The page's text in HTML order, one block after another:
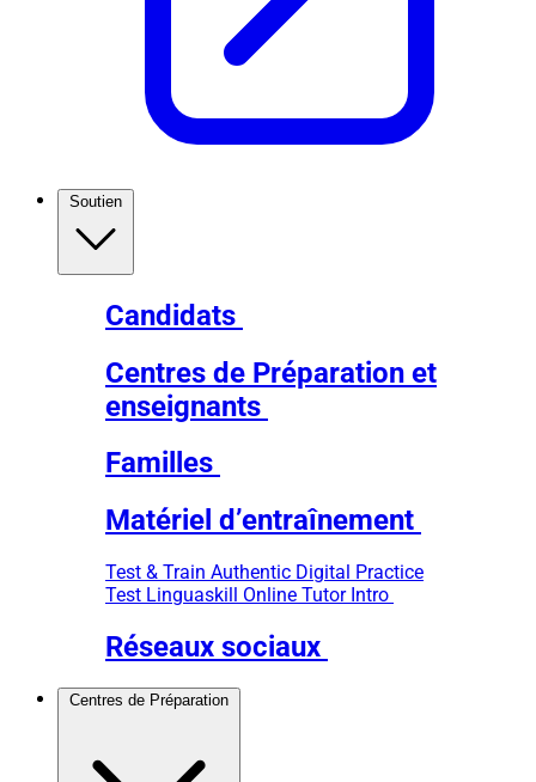
Candidats
Centres de Préparation et
enseignants
Familles
Matériel d’entraînement
Test & Train Authentic Digital Practice
Test Linguaskill Online Tutor Intro
Réseaux sociaux